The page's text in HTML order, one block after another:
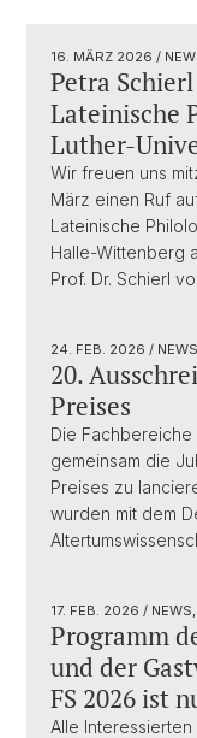
16. MÄRZ 2026 /
Petra
Lateinische
Luther-
Wir freuen uns
März einen Ruf
Lateinische
Halle-Wittenberg
Prof. Dr. Schierl
24. FEB. 2026 /
20.
Preises
Die Fachbereiche
gemeinsam die
Preises zu
wurden mit dem
17. FEB. 2026 /
Programm
und der
FS 2026 ist
Alle